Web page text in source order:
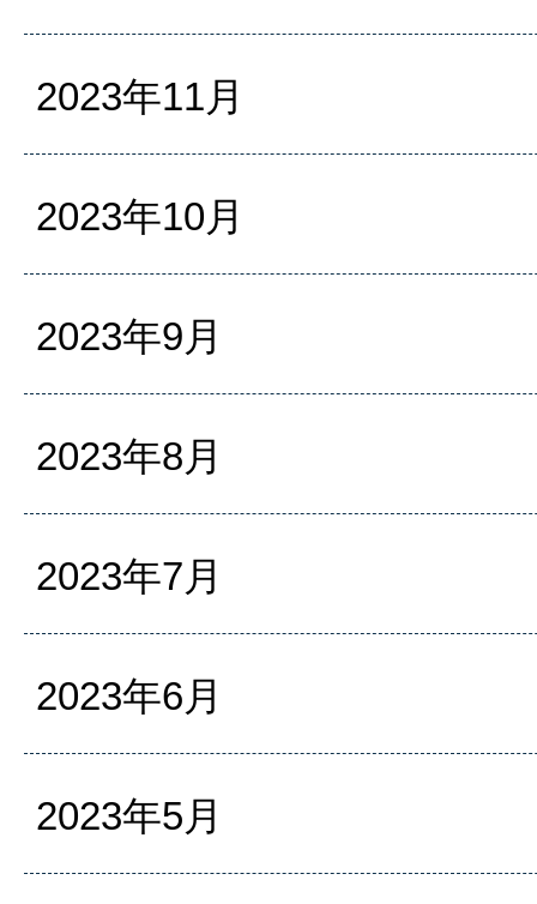
2023年11月
2023年10月
2023年9月
2023年8月
2023年7月
2023年6月
2023年5月